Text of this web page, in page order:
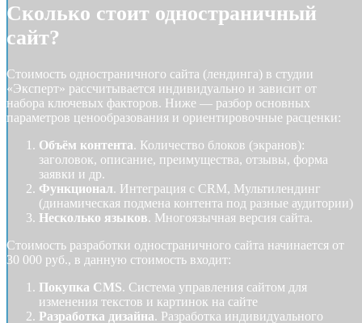
Сколько стоит одностраничный
сайт?
Стоимость одностраничного сайта (лендинга) в студии
«Эксперт» рассчитывается индивидуально и зависит от
набора ключевых факторов. Ниже — разбор основных
параметров ценообразования и ориентировочные расценки:
Объём контента. Количество блоков (экранов):
заголовок, описание, преимущества, отзывы, форма
заявки и др.
Функционал. Интеграция с CRM, Мультилендинг
(динамическая подмена контента под разные аудитории)
Несколько языков. Многоязычная версия сайта.
Стоимость разработки одностраничного сайта начинается от
30 000 руб., в данную стоимость входит:
Покупка CMS. Система управления сайтом для
изменения текстов и картинок на сайте
Разработка дизайна. Разработка индивидуального